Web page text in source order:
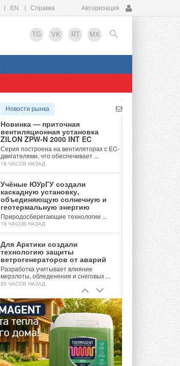
EN Справка Авторизация
TG VK RT MX
EN
Новости рынка
Новинка — приточная
вентиляционная установка
ZILON ZPW-N 2000 INT EC
Серия построена на вентиляторах с EC-
двигателями, что обеспечивает ...
18 ЧАСОВ НАЗАД
Учёные ЮУрГУ создали
каскадную установку,
объединяющую солнечную и
геотермальную энергию
Природосберегающие технологии ...
19 ЧАСОВ НАЗАД
Для Арктики создали
технологию защиты
ветрогенераторов от аварий
Разработка учитывает влияние
мерзлоты, обледенения и снеговых ...
20 ЧАСОВ НАЗАД
Гибридный тепловой насос PV/T
с одним общим испарителем
Исследователи предложили
конструкцию двухисточникового ...
ВЧЕРА